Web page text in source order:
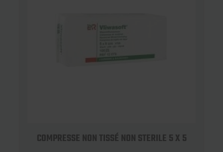
COMPRESSE NON TISSÉ NON STERILE 5 X 5